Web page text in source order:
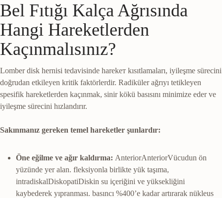
Bel Fıtığı Kalça Ağrısında
Hangi Hareketlerden
Kaçınmalısınız?
Lomber disk hernisi tedavisinde harekет kısıtlamaları, iyileşme sürecini
doğrudan etkileyen kritik faktörlerdir. Radiküler ağrıyı tetikleyen
spesifik hareketlerden kaçınmak, sinir kökü basısını minimize eder ve
iyileşme sürecini hızlandırır.
Sakınmanız gereken temel hareketler şunlardır:
Öne eğilme ve ağır kaldırma: AnteriorAnteriorVücudun ön
yüzünde yer alan. fleksiyonla birlikte yük taşıma,
intradiskalDiskopatiDiskin su içeriğini ve yüksekliğini
kaybederek yıpranması. basıncı %400’e kadar artırarak nükleus